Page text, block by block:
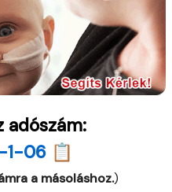
adószám:
1-06 📋
a másoláshoz.)